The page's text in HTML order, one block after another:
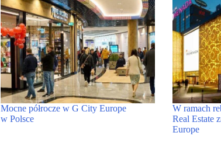
Mocne półrocze w G City Europe
w Polsce
W ramach
Real Estate
Europe